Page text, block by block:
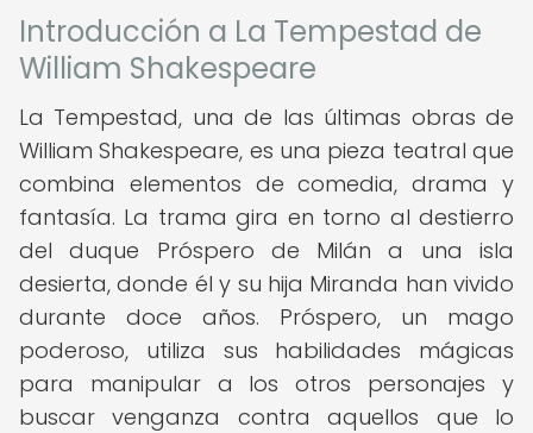
Introducción a La Tempestad de
William Shakespeare
La Tempestad, una de las últimas obras de
William Shakespeare, es una pieza teatral que
combina elementos de comedia, drama y
fantasía. La trama gira en torno al destierro
del duque Próspero de Milán a una isla
desierta, donde él y su hija Miranda han vivido
durante doce años. Próspero, un mago
poderoso, utiliza sus habilidades mágicas
para manipular a los otros personajes y
buscar venganza contra aquellos que lo